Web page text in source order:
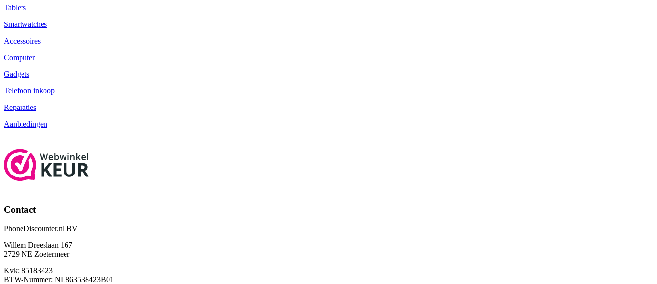
Tablets
Smartwatches
Accessoires
Computer
Gadgets
Telefoon inkoop
Reparaties
Aanbiedingen
Contact
PhoneDiscounter.nl BV
Willem Dreeslaan 167
2729 NE Zoetermeer
Kvk: 85183423
BTW-Nummer: NL863538423B01